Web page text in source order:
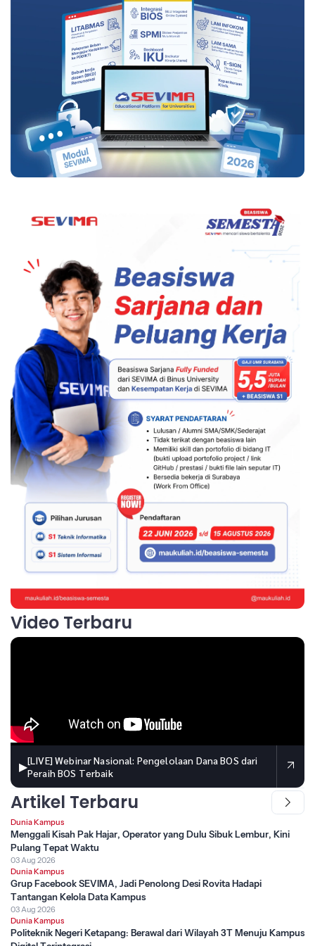
Video Terbaru
▶[LIVE] Webinar Nasional: Pengelolaan Dana BOS dari
Peraih BOS Terbaik
Artikel Terbaru
Dunia Kampus
Menggali Kisah Pak Hajar, Operator yang Dulu Sibuk Lembur, Kini
Pulang Tepat Waktu
03 Aug 2026
Dunia Kampus
Grup Facebook SEVIMA, Jadi Penolong Desi Rovita Hadapi
Tantangan Kelola Data Kampus
03 Aug 2026
Dunia Kampus
Politeknik Negeri Ketapang: Berawal dari Wilayah 3T Menuju Kampus